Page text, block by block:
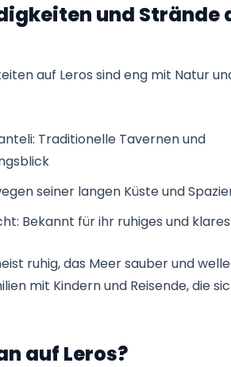
und Strände
auf Leros sind eng mit Natur
Traditionelle Tavernen und
seiner langen Küste und
Bekannt für ihr ruhiges und
ruhig, das Meer sauber und
mit Kindern und Reisende, die
auf Leros?